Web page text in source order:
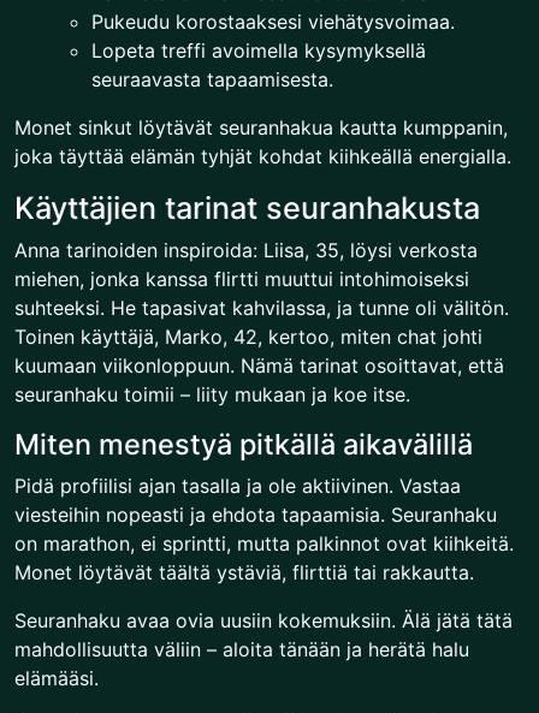
Pukeudu korostaaksesi viehätysvoimaa.
Lopeta treffi avoimella kysymyksellä
seuraavasta tapaamisesta.
Monet sinkut löytävät seuranhakua kautta kumppanin,
joka täyttää elämän tyhjät kohdat kiihkeällä energialla.
Käyttäjien tarinat seuranhakusta
Anna tarinoiden inspiroida: Liisa, 35, löysi verkosta
miehen, jonka kanssa flirtti muuttui intohimoiseksi
suhteeksi. He tapasivat kahvilassa, ja tunne oli välitön.
Toinen käyttäjä, Marko, 42, kertoo, miten chat johti
kuumaan viikonloppuun. Nämä tarinat osoittavat, että
seuranhaku toimii – liity mukaan ja koe itse.
Miten menestyä pitkällä aikavälillä
Pidä profiilisi ajan tasalla ja ole aktiivinen. Vastaa
viesteihin nopeasti ja ehdota tapaamisia. Seuranhaku
on marathon, ei sprintti, mutta palkinnot ovat kiihkeitä.
Monet löytävät täältä ystäviä, flirttiä tai rakkautta.
Seuranhaku avaa ovia uusiin kokemuksiin. Älä jätä tätä
mahdollisuutta väliin – aloita tänään ja herätä halu
elämääsi.